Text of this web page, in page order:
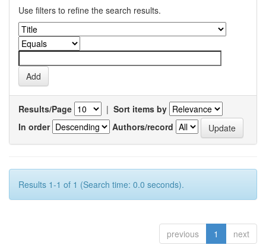
Use filters to refine the search results.
Results/Page | Sort items by
In order
Authors/record
Results 1-1 of 1 (Search time: 0.0 seconds).
previous 1 next